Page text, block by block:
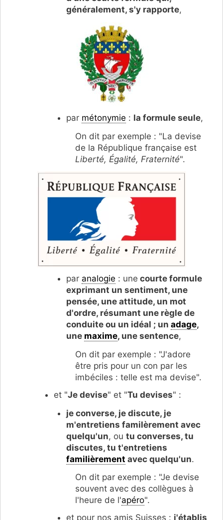
généralement, s'y rapporte,
par métonymie : la formule seule,
On dit par exemple : "La devise
de la République française est
Liberté, Égalité, Fraternité".
par analogie : une courte formule
exprimant un sentiment, une
pensée, une attitude, un mot
d'ordre, résumant une règle de
conduite ou un idéal ; un adage,
une maxime, une sentence,
On dit par exemple : "J'adore
être pris pour un con par les
imbéciles : telle est ma devise".
et "Je devise" et "Tu devises" :
je converse, je discute, je
m'entretiens familèrement avec
quelqu'un, ou tu converses, tu
discutes, tu t'entretiens
familièrement avec quelqu'un.
On dit par exemple : "Je devise
souvent avec des collègues à
l'heure de l'apéro".
et pour nos amis Suisses : j'établis